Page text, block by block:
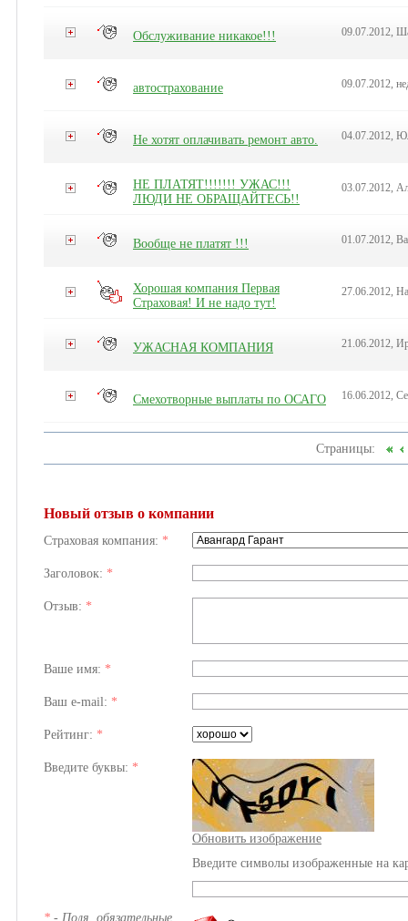
Обслуживание никакое!!! 09.07.2012,
автострахование 09.07.2012,
Не хотят оплачивать ремонт авто. 04.07.2012,
НЕ ПЛАТЯТ!!!!!!! УЖАС!!!
ЛЮДИ НЕ ОБРАЩАЙТЕСЬ!!
03.07.2012,
Вообще не платят !!! 01.07.2012,
Хорошая компания Первая
Страховая! И не надо тут!
27.06.2012,
УЖАСНАЯ КОМПАНИЯ 21.06.2012,
Смехотворные выплаты по ОСАГО 16.06.2012,
Страницы:
Новый отзыв о компании
Страховая компания: *
Заголовок: *
Отзыв: *
Ваше имя: *
Ваш e-mail: *
Рейтинг: *
Введите буквы: *
Обновить изображение
Введите символы изображенные на
* - Поля, обязательные